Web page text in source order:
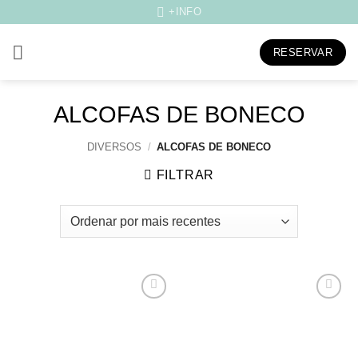
content
+INFO
RESERVAR
ALCOFAS DE BONECO
DIVERSOS / ALCOFAS DE BONECO
FILTRAR